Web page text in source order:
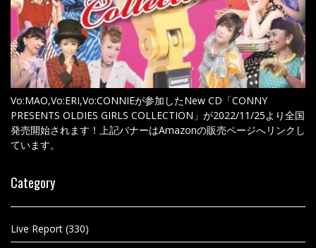
Vo:MAO,Vo:ERI,Vo:CONNIEが参加したNew CD「CONNY
PRESENTS OLDIES GIRLS COLLECTION」が2022/11/25より全国
発売開始されます！上記バナーはAmazonの販売ページへリンクし
ています。
Category
Live Report (330)